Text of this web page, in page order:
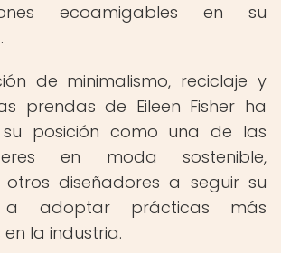
ecoamigables en su
de minimalismo, reciclaje y
prendas de Eileen Fisher ha
posición como una de las
en moda sostenible,
diseñadores a seguir su
adoptar prácticas más
la industria.